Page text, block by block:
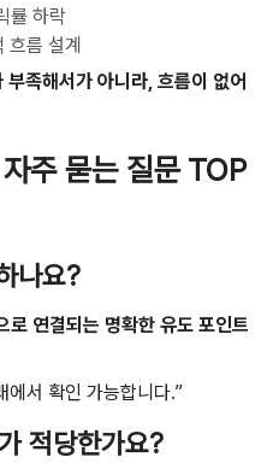
률 하락
름 설계
족해서가 아니라, 흐름이 없어
주 묻는 질문 TOP
나요?
로 연결되는 명확한 유도 포인트
에서 확인 가능합니다.”
적당한가요?